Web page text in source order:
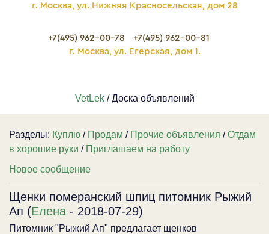
г. Москва, ул. Нижняя Красносельская, дом 28
+7(495) 962-00-78
+7(495) 962-00-81
г. Москва, ул. Егерская, дом 1.
VetLek/ Доска объявлений
Разделы: Куплю / Продам / Прочие объявления /Отдам
в хорошие руки / Приглашаем на работу
Новое сообщение
Щенки померанский шпиц питомник Рыжий
Ап (Елена - 2018-07-29)
Питомник "Рыжий Ап" предлагает щенков